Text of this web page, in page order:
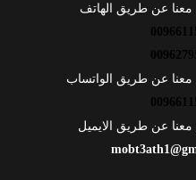
معنا عن طريق الهاتف
معنا عن طريق الواتساب
معنا عن طريق الايميل